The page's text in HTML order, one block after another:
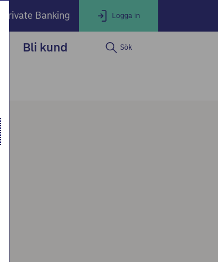
Private Banking Logga in
Bli kund Sök